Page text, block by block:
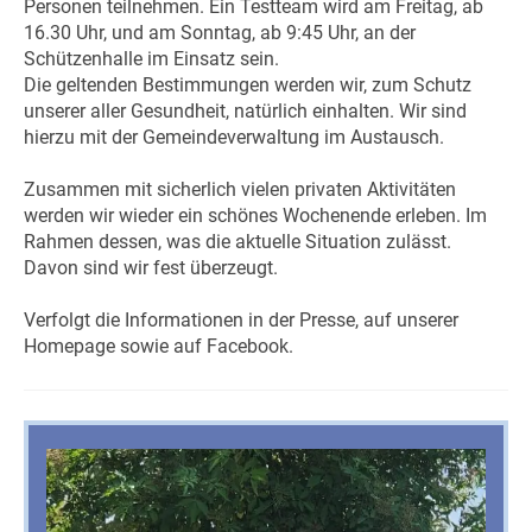
Personen teilnehmen. Ein Testteam wird am Freitag, ab
16.30 Uhr, und am Sonntag, ab 9:45 Uhr, an der
Schützenhalle im Einsatz sein.
Die geltenden Bestimmungen werden wir, zum Schutz
unserer aller Gesundheit, natürlich einhalten. Wir sind
hierzu mit der Gemeindeverwaltung im Austausch.
Zusammen mit sicherlich vielen privaten Aktivitäten
werden wir wieder ein schönes Wochenende erleben. Im
Rahmen dessen, was die aktuelle Situation zulässt.
Davon sind wir fest überzeugt.
Verfolgt die Informationen in der Presse, auf unserer
Homepage sowie auf Facebook.